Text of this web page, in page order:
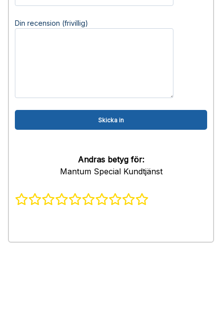
Din recension (frivillig)
Andras betyg för:
Mantum Special Kundtjänst